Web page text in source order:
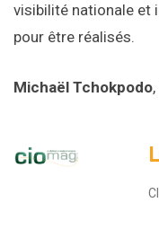
visibilité nationale et
pour être réalisés.
Michaël Tchokpodo